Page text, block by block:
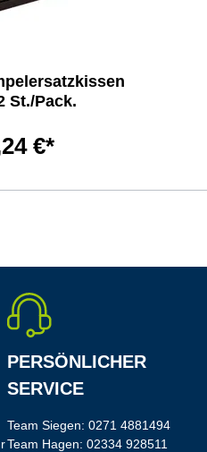
St./Pack.
€*
PERSÖNLICHER
SERVICE
Team Siegen: 0271 4881494
Team Hagen: 02334 928511